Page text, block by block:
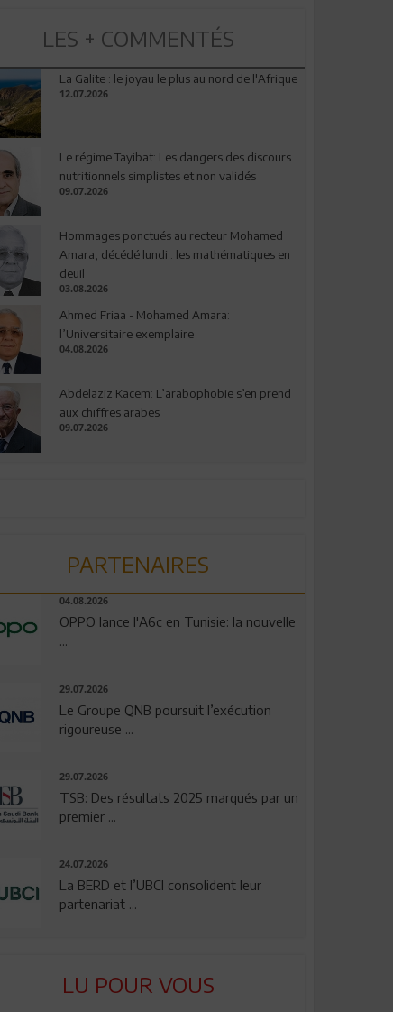
LES + COMMENTÉS
La Galite : le joyau le plus au nord de l'Afrique
12.07.2026
Le régime Tayibat: Les dangers des discours
nutritionnels simplistes et non validés
09.07.2026
Hommages ponctués au recteur Mohamed
Amara, décédé lundi : les mathématiques en
deuil
03.08.2026
Ahmed Friaa - Mohamed Amara:
l’Universitaire exemplaire
04.08.2026
Abdelaziz Kacem: L’arabophobie s’en prend
aux chiffres arabes
09.07.2026
PARTENAIRES
04.08.2026
OPPO lance l'A6c en Tunisie: la nouvelle
...
29.07.2026
Le Groupe QNB poursuit l’exécution
rigoureuse ...
29.07.2026
TSB: Des résultats 2025 marqués par un
premier ...
24.07.2026
La BERD et l’UBCI consolident leur
partenariat ...
LU POUR VOUS